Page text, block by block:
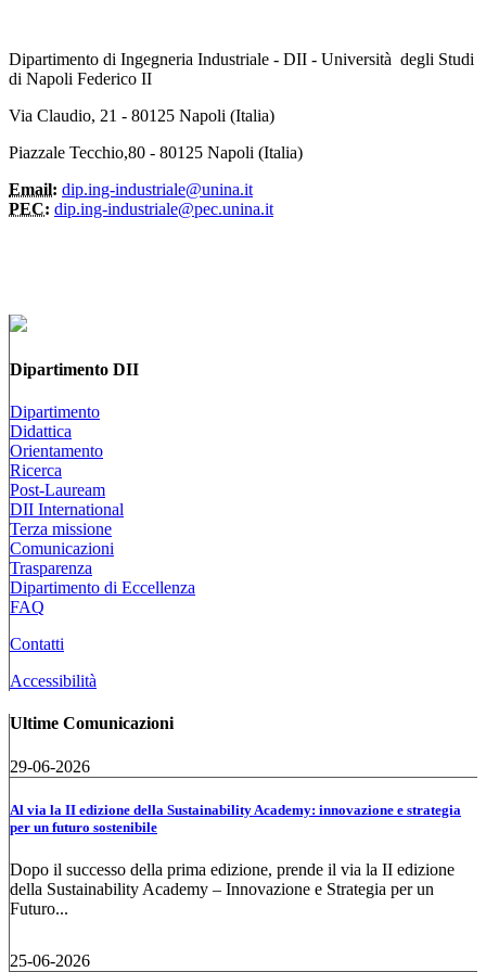
Dipartimento di Ingegneria Industriale - DII - Università degli Studi
di Napoli Federico II
Via Claudio, 21 - 80125 Napoli (Italia)
Piazzale Tecchio,80 - 80125 Napoli (Italia)
Email: dip.ing-industriale@unina.it
PEC: dip.ing-industriale@pec.unina.it
Dipartimento DII
Dipartimento
Didattica
Orientamento
Ricerca
Post-Lauream
DII International
Terza missione
Comunicazioni
Trasparenza
Dipartimento di Eccellenza
FAQ
Contatti
Accessibilità
Ultime Comunicazioni
29-06-2026
Al via la II edizione della Sustainability Academy: innovazione e strategia
per un futuro sostenibile
Dopo il successo della prima edizione, prende il via la II edizione
della Sustainability Academy – Innovazione e Strategia per un
Futuro...
25-06-2026